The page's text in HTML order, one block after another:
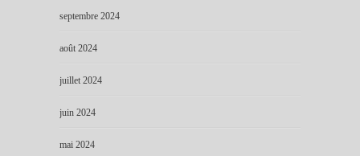
septembre 2024
août 2024
juillet 2024
juin 2024
mai 2024